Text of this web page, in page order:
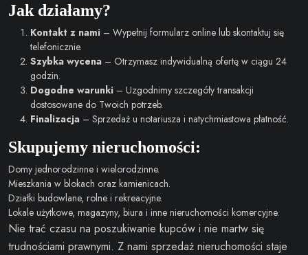
Jak działamy?
Kontakt z nami – Wypełnij formularz online lub skontaktuj się
telefonicznie.
Szybka wycena – Otrzymasz indywidualną ofertę w ciągu 24
godzin.
Dogodne warunki – Uzgodnimy szczegóły transakcji
dostosowane do Twoich potrzeb.
Finalizacja – Sprzedaż u notariusza i natychmiastowa płatność.
Skupujemy nieruchomości:
Domy jednorodzinne i wielorodzinne.
Mieszkania w blokach oraz kamienicach.
Działki budowlane, rolne i rekreacyjne.
Lokale użytkowe, magazyny, biura i inne nieruchomości komercyjne.
Nie trać czasu na poszukiwanie kupców i nie martw się
trudnościami prawnymi. Z nami sprzedaż nieruchomości staje